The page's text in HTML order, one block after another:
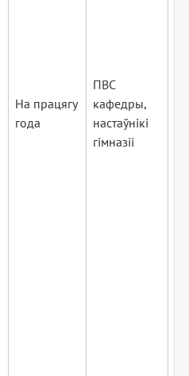
На працягу
года
ПВС
кафедры,
настаўнікі
гімназіі